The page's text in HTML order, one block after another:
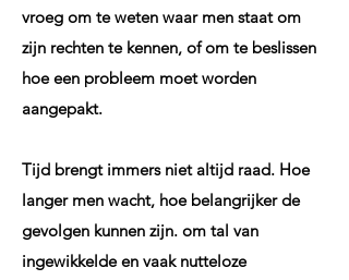
vroeg om te weten waar men staat om
zijn rechten te kennen, of om te beslissen
hoe een probleem moet worden
aangepakt.
Tijd brengt immers niet altijd raad. Hoe
langer men wacht, hoe belangrijker de
gevolgen kunnen zijn. om tal van
ingewikkelde en vaak nutteloze